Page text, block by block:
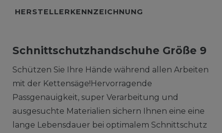
HERSTELLERKENNZEICHNUNG
Schnittschutzhandschuhe Größe 9
Schützen Sie Ihre Hände während allen Arbeiten
mit der Kettensäge!Hervorragende
Passgenauigkeit, super Verarbeitung und
ausgesuchte Materialien sichern Ihnen eine eine
lange Lebensdauer bei optimalem Schnittschutz